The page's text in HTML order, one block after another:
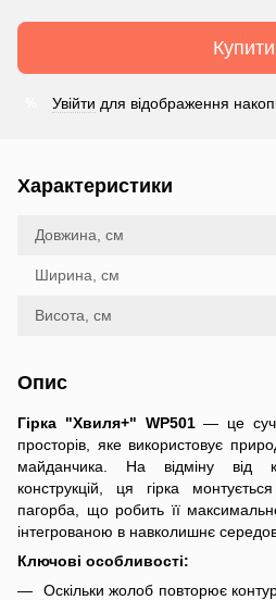
Купити
Увійти для відображення
Характеристики
Довжина, см
Ширина, см
Висота, см
Опис
Гірка "Хвиля+" WP501— це
просторів, яке використовує
майданчика. На відміну від
конструкцій, ця гірка
пагорба, що робить її
інтегрованою в навколишнє
Ключові особливості:
Оскільки жолоб повторює